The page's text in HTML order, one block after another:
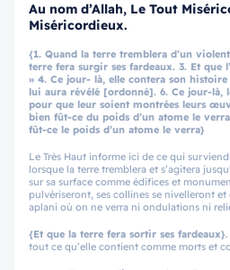
Au nom d’Allah, Le Tout
Miséricordieux.
{1. Quand la terre tremblera d’un
terre fera surgir ses fardeaux. 3. Et que
» 4. Ce jour- là, elle contera son
lui aura révélé [ordonné]. 6. Ce jour-là,
pour que leur soient montrées leurs
bien fût-ce du poids d’un atome le
fût-ce le poids d’un atome le verra}
Le Très Haut informe ici de ce qui
lorsque la terre tremblera et s’agitera
sur sa surface comme édifices et
pulvériseront, ses collines se nivelleront
aplani où on ne verra ni ondulations ni
{Et que la terre fera sortir ses fardeaux}.
tout ce qu’elle contient comme morts et